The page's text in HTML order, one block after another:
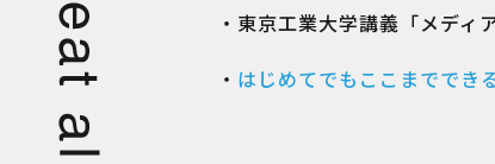
・東京工業大学講義「メディ
・ はじめてでもここまでで